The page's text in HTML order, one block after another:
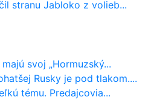
stranu Jabloko z volieb...
svoj „Hormuzský...
Rusky je pod tlakom....
tému. Predajcovia...